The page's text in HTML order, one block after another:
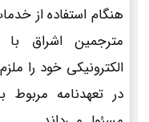
هنگام استفاده از
مترجمین اشراق با
الکترونیکی خود را
در تعهدنامه